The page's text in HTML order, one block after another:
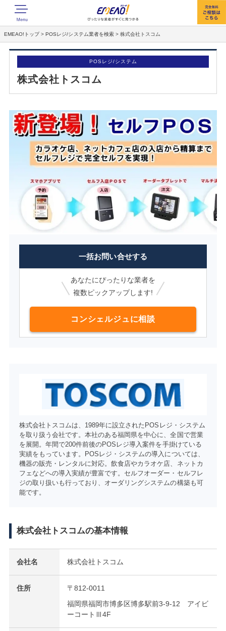
EMEAO!トップ >POSレジ/システム業者を検索 > 株式会社トスコム
POSレジ/システム
株式会社トスコム
一括お問い合せする
あなたにぴったりな業者を
複数ピックアップします!
コンシェルジュに相談
株式会社トスコムは、1989年に設立されたPOSレジ・システム
を取り扱う会社です。本社のある福岡県を中心に、全国で営業
を展開。年間で200件前後のPOSレジ導入案件を手掛けている
実績をもっています。POSレジ・システムの導入については、
機器の販売・レンタルに対応。飲食店やカラオケ店、ネットカ
フェなどへの導入実績が豊富です。セルフオーダー・セルフレ
ジの取り扱いも行っており、オーダリングシステムの構築も可
能です。
株式会社トスコムの基本情報
会社名 株式会社トスコム
住所
〒812-0011
福岡県福岡市博多区博多駅前3-9-12 アイビ
ーコートⅢ4F